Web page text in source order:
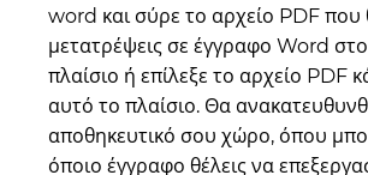
word και σύρε το αρχείο PDF που
μετατρέψεις σε έγγραφο Word
πλαίσιο ή επίλεξε το αρχείο PDF
αυτό το πλαίσιο. Θα
αποθηκευτικό σου χώρο, όπου
όποιο έγγραφο θέλεις να